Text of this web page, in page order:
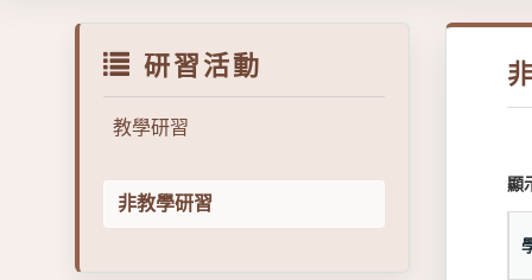
研習活動
教學研習
非教學研習
顯